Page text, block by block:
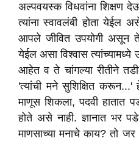
अल्पवयस्क विधवांना शिक्षण
त्यांना स्वावलंबी होता
आपले जीवित उपयोगी असून ते
येईल असा विश्वास
आहेत व ते चांगल्या रीतीने
'त्यांची मने सुशिक्षित
माणूस शिकला, पदवी हातात
होते असे नाही. ज्ञानात भर
माणसाच्या मनाचे काय? तो